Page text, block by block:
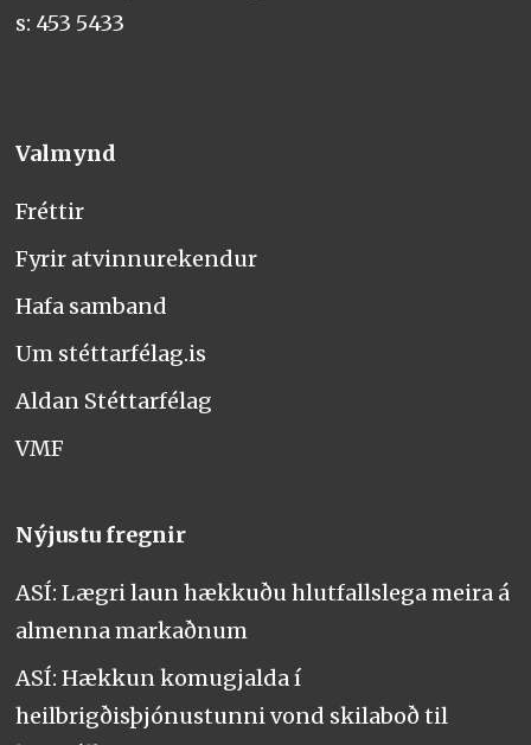
s: 453 5433
Valmynd
Fréttir
Fyrir atvinnurekendur
Hafa samband
Um stéttarfélag.is
Aldan Stéttarfélag
VMF
Nýjustu fregnir
ASÍ: Lægri laun hækkuðu hlutfallslega meira á
almenna markaðnum
ASÍ: Hækkun komugjalda í
heilbrigðisþjónustunni vond skilaboð til